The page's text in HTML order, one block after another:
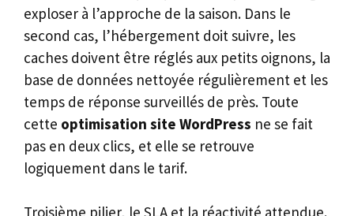
exploser à l’approche de la saison. Dans le
second cas, l’hébergement doit suivre, les
caches doivent être réglés aux petits oignons, la
base de données nettoyée régulièrement et les
temps de réponse surveillés de près. Toute
cette optimisation site WordPress ne se fait
pas en deux clics, et elle se retrouve
logiquement dans le tarif.